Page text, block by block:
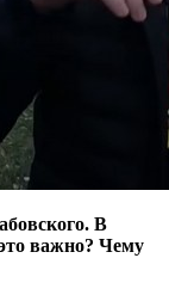
В
важно? Чему